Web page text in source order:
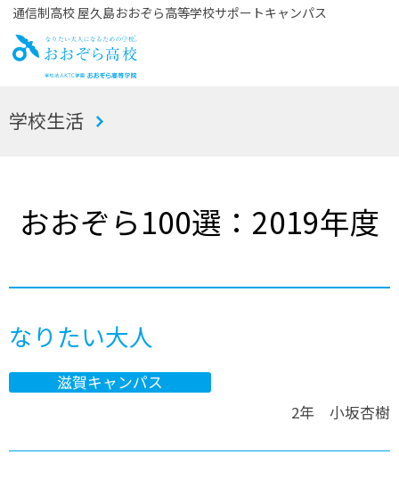
通信制高校 屋久島おおぞら高等学校サポートキャンパス
お
学校生活
おおぞら100選：2019年度
なりたい大人
滋賀キャンパス
2年 小坂杏樹